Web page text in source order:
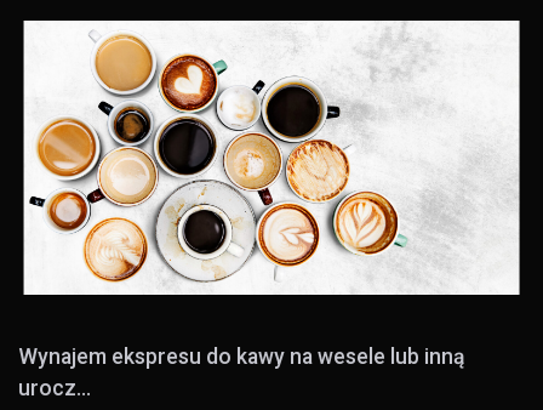
Wynajem ekspresu do kawy na wesele lub inną
urocz...